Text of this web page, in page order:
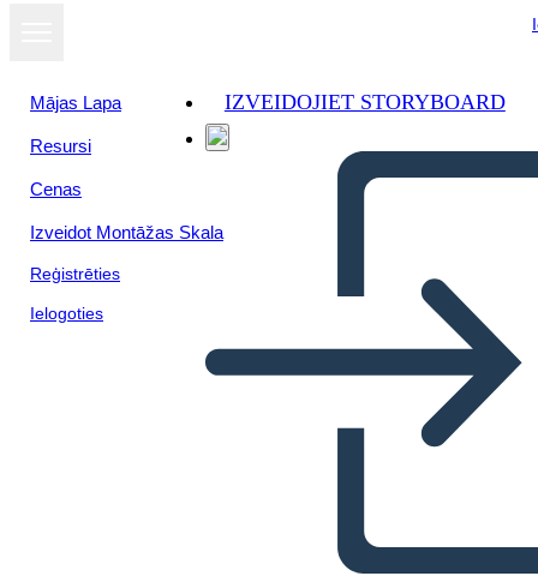
Mājas Lapa
Resursi
Cenas
Izveidot Montāžas Skala
Reģistrēties
Ielogoties
IZVEIDOJIET STORYBOARD
Skatīt kā
slaidrādi